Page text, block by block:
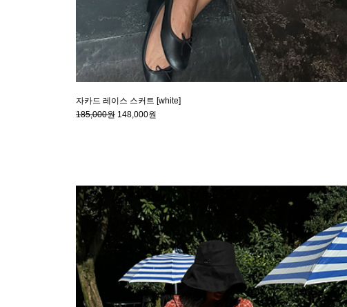
자카드 레이스 스커트 [white]
185,000원 148,000원